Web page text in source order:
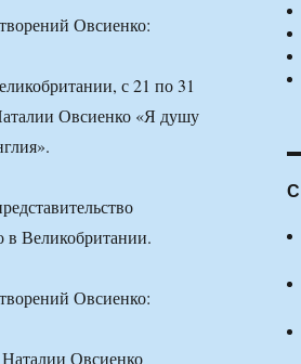
Овсиенко:
с 21 по 31
Овсиенко «Я душу
в Великобритании.
Овсиенко: